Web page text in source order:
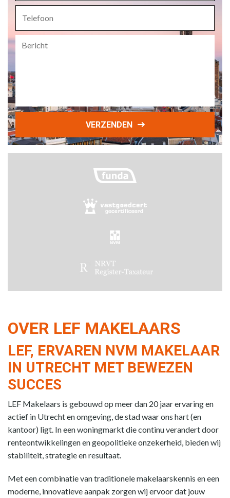
VERZENDEN
OVER LEF MAKELAARS
LEF, ERVAREN NVM MAKELAAR
IN UTRECHT MET BEWEZEN
SUCCES
LEF Makelaars is gebouwd op meer dan 20 jaar ervaring en
actief in Utrecht en omgeving, de stad waar ons hart (en
kantoor) ligt. In een woningmarkt die continu verandert door
renteontwikkelingen en geopolitieke onzekerheid, bieden wij
stabiliteit, strategie en resultaat.
Met een combinatie van traditionele makelaarskennis en een
moderne, innovatieve aanpak zorgen wij ervoor dat jouw